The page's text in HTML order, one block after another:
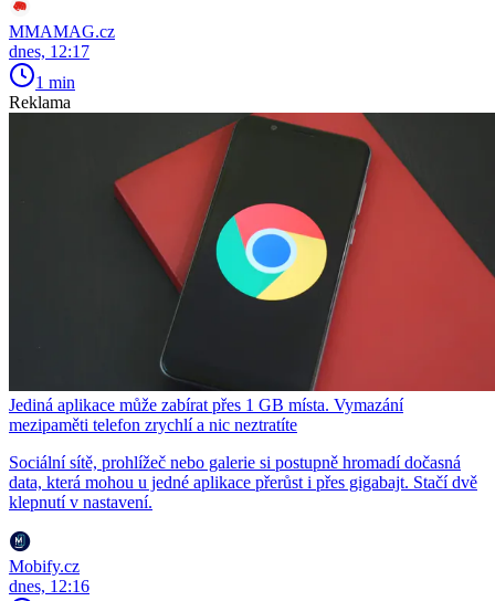
MMAMAG.cz
dnes, 12:17
1 min
Reklama
Jediná aplikace může zabírat přes 1 GB místa. Vymazání
mezipaměti telefon zrychlí a nic neztratíte
Sociální sítě, prohlížeč nebo galerie si postupně hromadí dočasná
data, která mohou u jedné aplikace přerůst i přes gigabajt. Stačí dvě
klepnutí v nastavení.
Mobify.cz
dnes, 12:16